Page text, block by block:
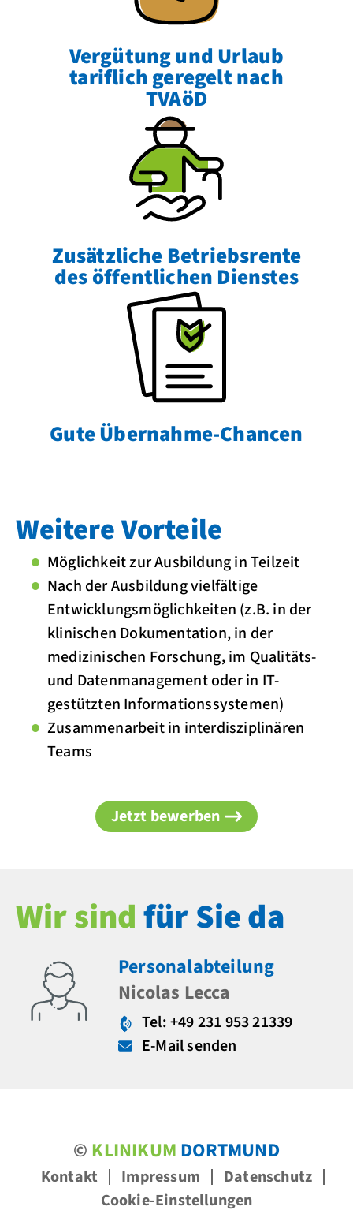
Vergütung und Urlaub
tariflich geregelt nach
TVAöD
Zusätzliche Betriebsrente
des öffentlichen Dienstes
Gute Übernahme-Chancen
Weitere Vorteile
Möglichkeit zur Ausbildung in Teilzeit
Nach der Ausbildung vielfältige
Entwicklungsmöglichkeiten (z.B. in der
klinischen Dokumentation, in der
medizinischen Forschung, im Qualitäts-
und Datenmanagement oder in IT-
gestützten Informationssystemen)
Zusammenarbeit in interdisziplinären
Teams
Jetzt bewerben
Wir sindfür Sie da
Personalabteilung
Nicolas Lecca
Tel: +49 231 953 21339
E-Mail senden
© KLINIKUM DORTMUND
Kontakt Impressum
Datenschutz
Cookie-Einstellungen